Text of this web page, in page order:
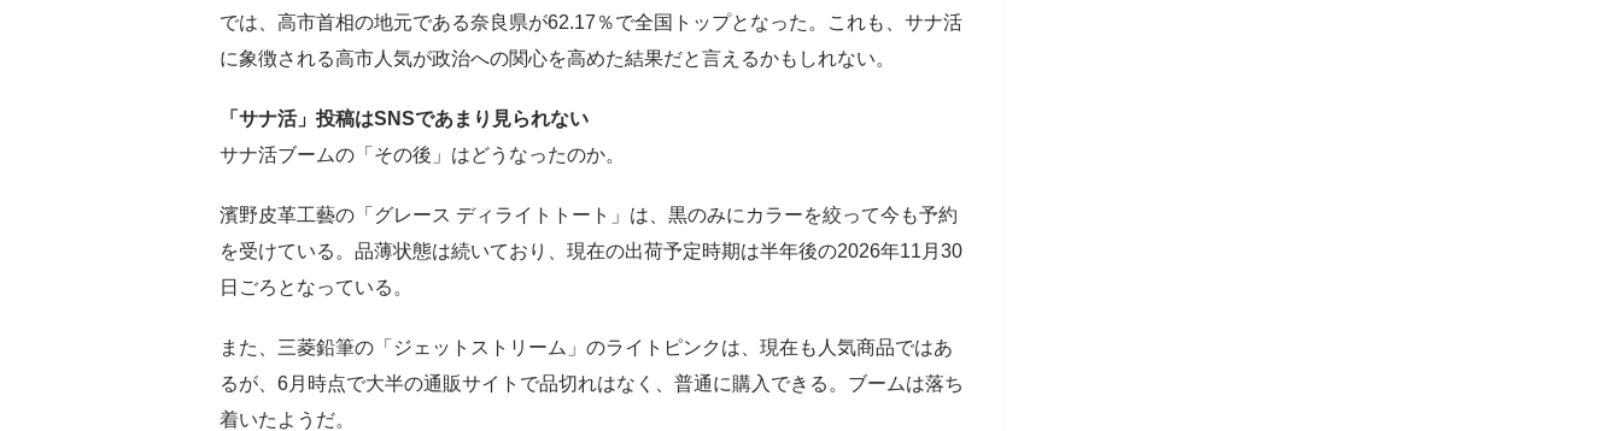
では、高市首相の地元である奈良県が62.17％で全国トップとなった。これも、サナ活
に象徴される高市人気が政治への関心を高めた結果だと言えるかもしれない。
「サナ活」投稿はSNSであまり見られない
サナ活ブームの「その後」はどうなったのか。
濱野皮革工藝の「グレース ディライトトート」は、黒のみにカラーを絞って今も予約
を受けている。品薄状態は続いており、現在の出荷予定時期は半年後の2026年11月30
日ごろとなっている。
また、三菱鉛筆の「ジェットストリーム」のライトピンクは、現在も人気商品ではあ
るが、6月時点で大半の通販サイトで品切れはなく、普通に購入できる。ブームは落ち
着いたようだ。